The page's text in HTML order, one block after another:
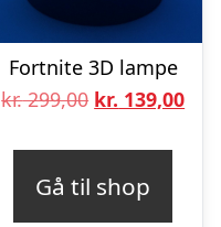
Fortnite 3D lampe
kr.299,00 Den
var:
kr. 139,00Den
Gå til shop